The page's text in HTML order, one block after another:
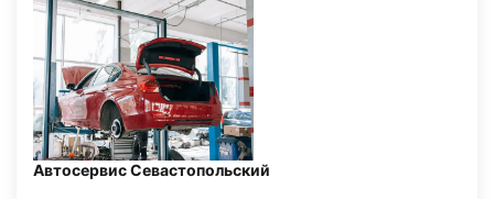
Автосервис Севастопольский